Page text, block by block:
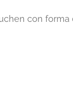
con forma